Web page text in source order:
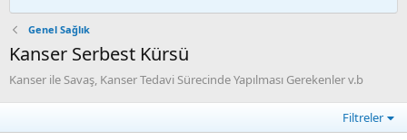
Genel Sağlık
Kanser Serbest Kürsü
Kanser ile Savaş, Kanser Tedavi Sürecinde Yapılması Gerekenler v.b
Filtreler